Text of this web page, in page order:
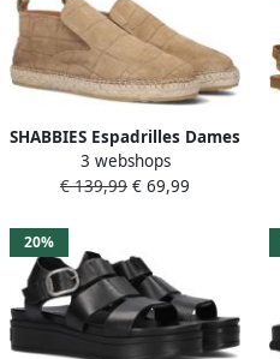
SHABBIES Espadrilles Dames
Elche Lofa Maat: 43
Materiaal: Suède Kleur:
3 webshops
€ 139,99 € 69,99
20%